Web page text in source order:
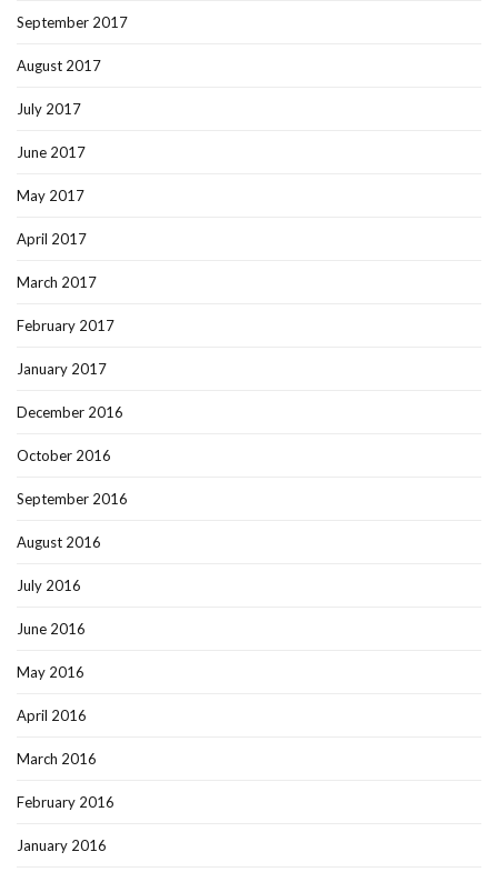
September 2017
August 2017
July 2017
June 2017
May 2017
April 2017
March 2017
February 2017
January 2017
December 2016
October 2016
September 2016
August 2016
July 2016
June 2016
May 2016
April 2016
March 2016
February 2016
January 2016